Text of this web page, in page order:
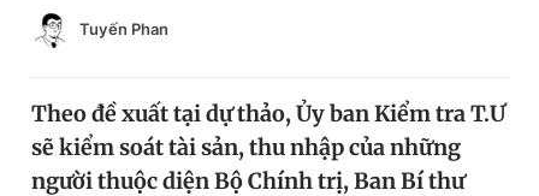
Chào ngày mới
Tin thị trường Tin 360
Video Magazine
Tuyến Phan
Theo đề xuất tại dự thảo, Ủy ban Kiểm tra T.Ư
sẽ kiểm soát tài sản, thu nhập của những
người thuộc diện Bộ Chính trị, Ban Bí thư